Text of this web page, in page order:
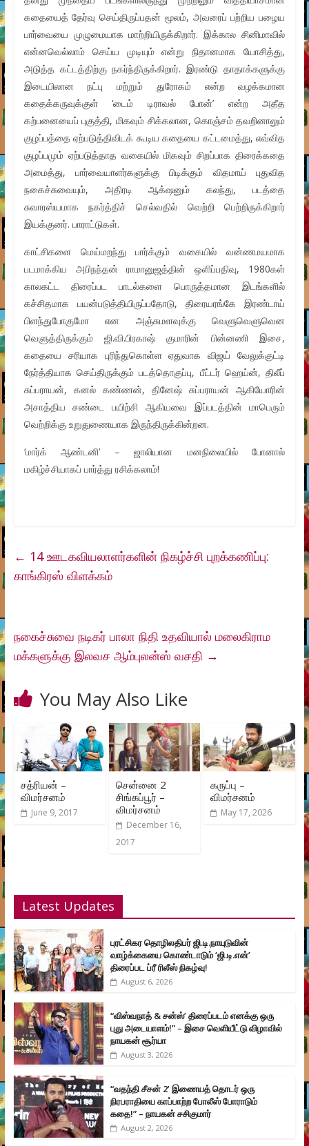
கதையைத் தேர்வு செய்திருப்பதன் மூலம், அவரைப் பற்றிய பழைய
பார்வையை முழுமையாக மாற்றியிருக்கிறார். இக்கால சினிமாவில்
என்னவெல்லாம் செய்ய முடியும் என்று நிதானமாக யோசித்து,
அடுத்த கட்டத்திற்கு நகர்ந்திருக்கிறார். இரண்டு தாதாக்களுக்கு
இடையிலான நட்பு மற்றும் துரோகம் என்ற வழக்கமான
கதைக்கருவுக்குள் ‘டைம் டிராவல் போன்’ என்ற அதீத
கற்பனையைப் புகுத்தி, மிகவும் சிக்கலான, கொஞ்சம் தவறினாலும்
குழப்பத்தை ஏற்படுத்திவிடக் கூடிய கதையை கட்டமைத்து, எவ்வித
குழப்பமும் ஏற்படுத்தாத வகையில் மிகவும் சிறப்பாக திரைக்கதை
அமைத்து, பார்வையாளர்களுக்கு பிடிக்கும் விதமாய் புதுவித
நகைச்சுவையும், அதிரடி ஆக்‌ஷனும் கலந்து, படத்தை
சுவாரஸ்யமாக நகர்த்திச் செல்வதில் வெற்றி பெற்றிருக்கிறார்
இயக்குனர். பாராட்டுகள்.
காட்சிகளை மெய்மறந்து பார்க்கும் வகையில் வன்ணமயமாக
படமாக்கிய அபிநந்தன் ராமானுஜத்தின் ஒளிப்பதிவு, 1980கள்
காலகட்ட திரைப்பட பாடல்களை பொருத்தமான இடங்களில்
கச்சிதமாக பயன்படுத்தியிருப்பதோடு, திரையரங்கே இரண்டாய்
பிளந்துபோகுமோ என அஞ்சுமளவுக்கு வெளுவெளுவென
வெளுத்திருக்கும் ஜி.வி.பிரகாஷ் குமாரின் பின்னணி இசை,
கதையை சரியாக புரிந்துகொள்ள ஏதுவாக விஜய் வேலுக்குட்டி
நேர்த்தியாக செய்திருக்கும் படத்தொகுப்பு, பீட்டர் ஹெய்ன், திலீப்
சுப்பராயன், கனல் கண்ணன், தினேஷ் சுப்பராயன் ஆகியோரின்
அசாத்திய சண்டை பயிற்சி ஆகியவை இப்படத்தின் மாபெரும்
வெற்றிக்கு உறுதுணையாக இருந்திருக்கின்றன.
‘மார்க் ஆண்டனி’ – ஜாலியான மனநிலையில் போனால்
மகிழ்ச்சியாகப் பார்த்து ரசிக்கலாம்!
← 14 ஊடகவியலாளர்களின் நிகழ்ச்சி புறக்கணிப்பு:
காங்கிரஸ் விளக்கம்
நகைச்சுவை நடிகர் பாலா நிதி உதவியால் மலைகிராம
மக்களுக்கு இலவச ஆம்புலன்ஸ் வசதி →
You May Also Like
சத்ரியன் –
விமர்சனம்
June 9, 2017
சென்னை 2
சிங்கப்பூர் –
விமர்சனம்
December 16,
2017
கருப்பு –
விமர்சனம்
May 17, 2026
Latest Updates
புரட்சிகர தொழிலதிபர் ஜி.டி.நாயுடுவின்
வாழ்க்கையை கொண்டாடும் ‘ஜி.டி.என்’
திரைப்பட ப்ரீ ரிலீஸ் நிகழ்வு!
August 6, 2026
“விஸ்வநாத் & சன்ஸ்’ திரைப்படம் எனக்கு ஒரு
புது அடையாளம்!” – இசை வெளியீட்டு விழாவில்
நாயகன் சூர்யா
August 3, 2026
“வதந்தி சீசன் 2’ இணையத் தொடர் ஒரு
நிரபராதியை காப்பாற்ற போலீஸ் போராடும்
கதை!” – நாயகன் சசிகுமார்
August 2, 2026